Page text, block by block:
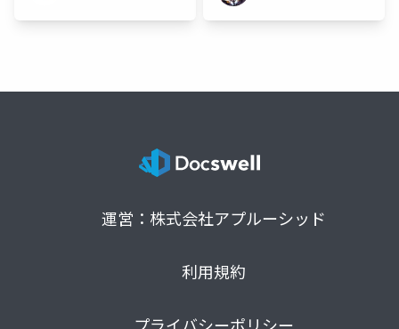
運営：株式会社アプルーシッド
利用規約
プライバシーポリシー